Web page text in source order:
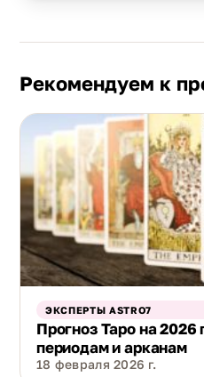
Рекомендуем к
ЭКСПЕРТЫ ASTRO7
Прогноз Таро на 2026
периодам и арканам
18 февраля 2026 г.